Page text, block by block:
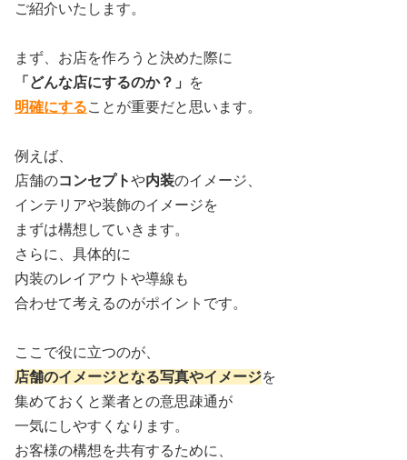
ご紹介いたします。
まず、お店を作ろうと決めた際に
「どんな店にするのか？」
を
明確にすることが重要だと思います。
例えば、
店舗のコンセプトや内装のイメージ、
インテリアや装飾のイメージを
まずは構想していきます。
さらに、具体的に
内装のレイアウトや導線も
合わせて考えるのがポイントです。
ここで役に立つのが、
店舗のイメージとなる写真やイメージを
集めておくと業者との意思疎通が
一気にしやすくなります。
お客様の構想を共有するために、